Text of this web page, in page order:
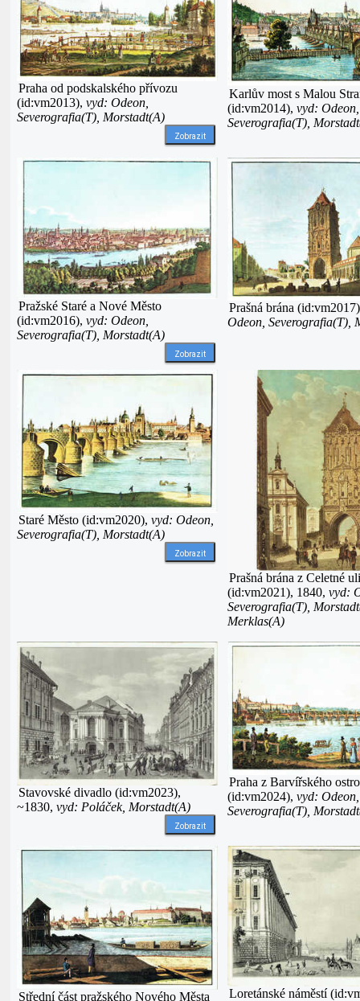
Praha od podskalského přívozu
(id:vm2013), vyd: Odeon,
Severografia(T), Morstadt(A)
Zobrazit
Karlův most s Malou
(id:vm2014), vyd: Odeon,
Severografia(T),
Pražské Staré a Nové Město
(id:vm2016), vyd: Odeon,
Severografia(T), Morstadt(A)
Zobrazit
Prašná brána
Odeon, Severografia(T),
Staré Město (id:vm2020), vyd: Odeon,
Severografia(T), Morstadt(A)
Zobrazit
Prašná brána z Celetné
(id:vm2021), 1840, vyd:
Severografia(T),
Merklas(A)
Stavovské divadlo (id:vm2023),
~1830, vyd: Poláček, Morstadt(A)
Zobrazit
Praha z Barvířského
(id:vm2024), vyd: Odeon,
Severografia(T),
Střední část pražského Nového Města
Loretánské náměstí